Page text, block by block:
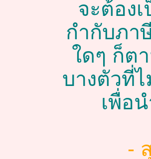
จะต้อง
กำกับภา
ใดๆ ก็ต
บางตัวที่
เพื่อ
-